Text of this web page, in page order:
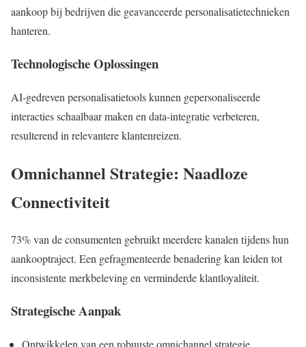
aankoop bij bedrijven die geavanceerde personalisatietechnieken
hanteren.
Technologische Oplossingen
AI-gedreven personalisatietools kunnen gepersonaliseerde
interacties schaalbaar maken en data-integratie verbeteren,
resulterend in relevantere klantenreizen.
Omnichannel Strategie: Naadloze
Connectiviteit
73% van de consumenten gebruikt meerdere kanalen tijdens hun
aankooptraject. Een gefragmenteerde benadering kan leiden tot
inconsistente merkbeleving en verminderde klantloyaliteit.
Strategische Aanpak
Ontwikkelen van een robuuste omnichannel strategie